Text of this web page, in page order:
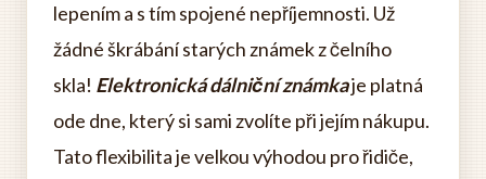
lepením a s tím spojené nepříjemnosti. Už
žádné škrábání starých známek z čelního
skla! Elektronická dálniční známkaje platná
ode dne, který si sami zvolíte při jejím nákupu.
Tato flexibilita je velkou výhodou pro řidiče,